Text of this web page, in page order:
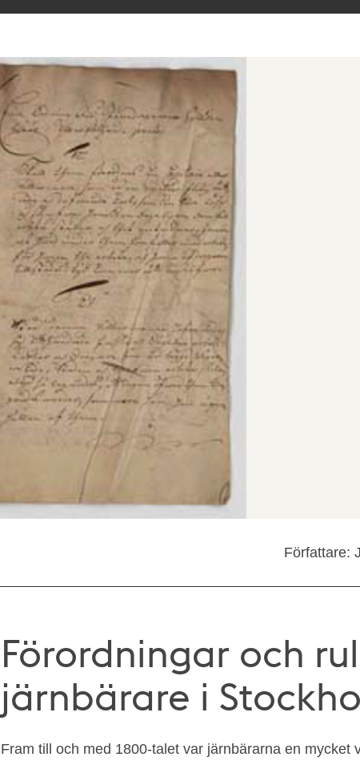
Författare:
Förordningar och
järnbärare i
Fram till och med 1800-talet var järnbärarna en mycket